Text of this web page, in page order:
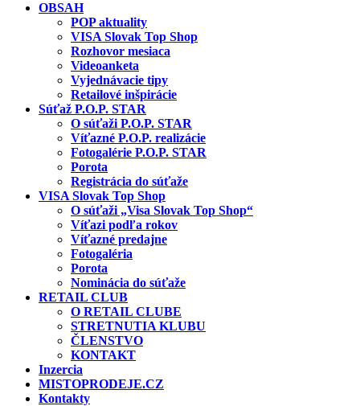
OBSAH
POP aktuality
VISA Slovak Top Shop
Rozhovor mesiaca
Videoanketa
Vyjednávacie tipy
Retailové inšpirácie
Súťaž P.O.P. STAR
O súťaži P.O.P. STAR
Víťazné P.O.P. realizácie
Fotogalérie P.O.P. STAR
Porota
Registrácia do súťaže
VISA Slovak Top Shop
O súťaži „Visa Slovak Top Shop“
Víťazi podľa rokov
Víťazné predajne
Fotogaléria
Porota
Nominácia do súťaže
RETAIL CLUB
O RETAIL CLUBE
STRETNUTIA KLUBU
ČLENSTVO
KONTAKT
Inzercia
MISTOPRODEJE.CZ
Kontakty